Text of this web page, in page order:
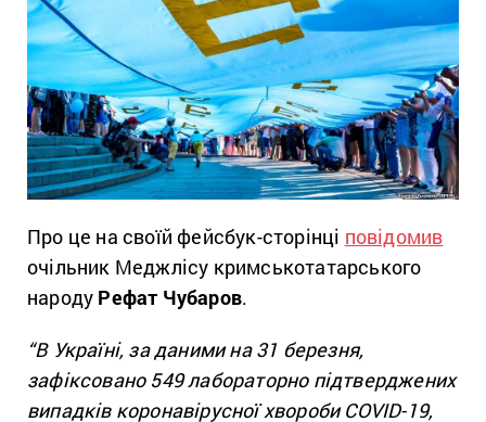
Про це на своїй фейсбук-сторінці повідомив
очільник Меджлісу кримськотатарського
народу Рефат Чубаров.
“В Україні, за даними на 31 березня,
зафіксовано 549 лабораторно підтверджених
випадків коронавірусної хвороби COVID-19,